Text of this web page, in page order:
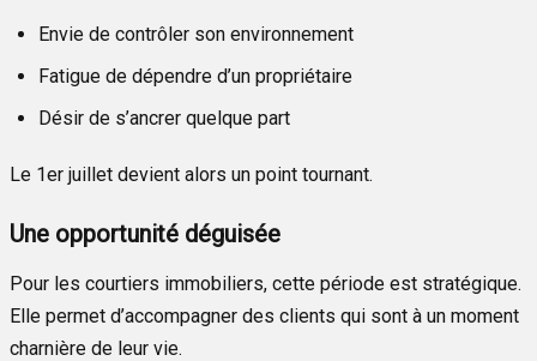
Envie de contrôler son environnement
Fatigue de dépendre d’un propriétaire
Désir de s’ancrer quelque part
Le 1er juillet devient alors un point tournant.
Une opportunité déguisée
Pour les courtiers immobiliers, cette période est stratégique.
Elle permet d’accompagner des clients qui sont à un moment
charnière de leur vie.